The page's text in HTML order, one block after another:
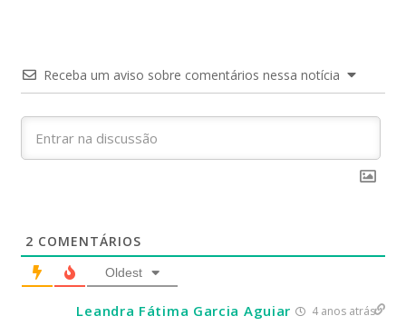
Receba um aviso sobre comentários nessa notícia
2 COMENTÁRIOS
Oldest
Leandra Fátima Garcia Aguiar 4 anos atrás